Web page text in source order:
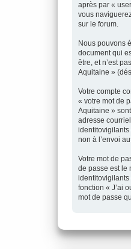
après par «
vous
sur le forum.
Nous pouvons
document qui
être, et n’est
Aquitaine »
Votre compte
« votre mot de
Aquitaine »
adresse
identitovigilants
non à l’envoi
Votre mot de
de passe est le
identitovigilants
fonction « J’ai
mot de passe